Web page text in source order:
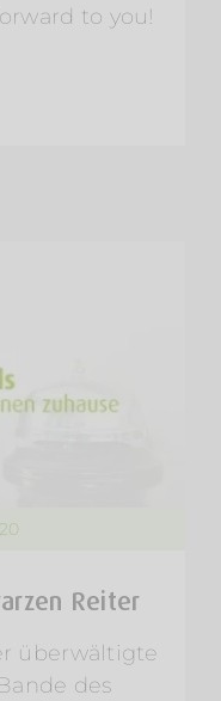
to you!
Reiter
überwältigte
des